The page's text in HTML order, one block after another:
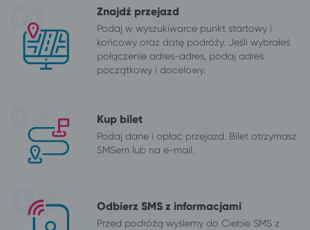
Znajdź przejazd
Podaj w wyszukiwarce punkt startowy i
końcowy oraz datę podróży. Jeśli wybrałeś
połączenie adres-adres, podaj adres
początkowy i docelowy.
Kup bilet
Podaj dane i opłać przejazd. Bilet otrzymasz
SMSem lub na e-mail.
Odbierz SMS z informacjami
Przed podróżą wyślemy do Ciebie SMS z